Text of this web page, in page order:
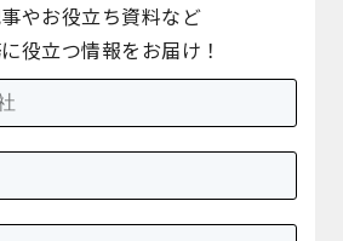
やお役立ち資料など
役立つ情報をお届け！